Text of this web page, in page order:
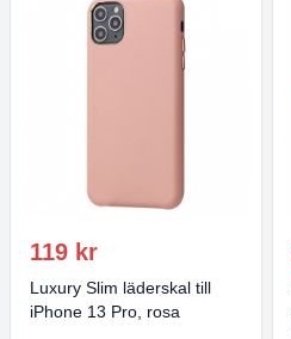
119 kr
Luxury Slim läderskal till
iPhone 13 Pro, rosa